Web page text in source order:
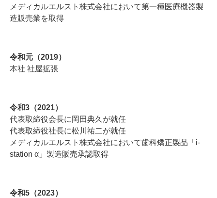
メディカルエルスト株式会社において第一種医療機器製
造販売業を取得
令和元（2019）
本社 社屋拡張
令和3（2021）
代表取締役会長に岡田典久が就任
代表取締役社長に松川祐二が就任
メディカルエルスト株式会社において歯科矯正製品「i-
station α」製造販売承認取得
令和5（2023）